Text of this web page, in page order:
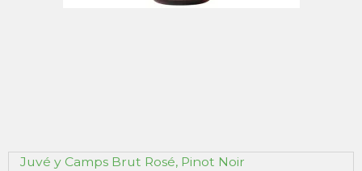
Juvé y Camps Brut Rosé, Pinot Noir